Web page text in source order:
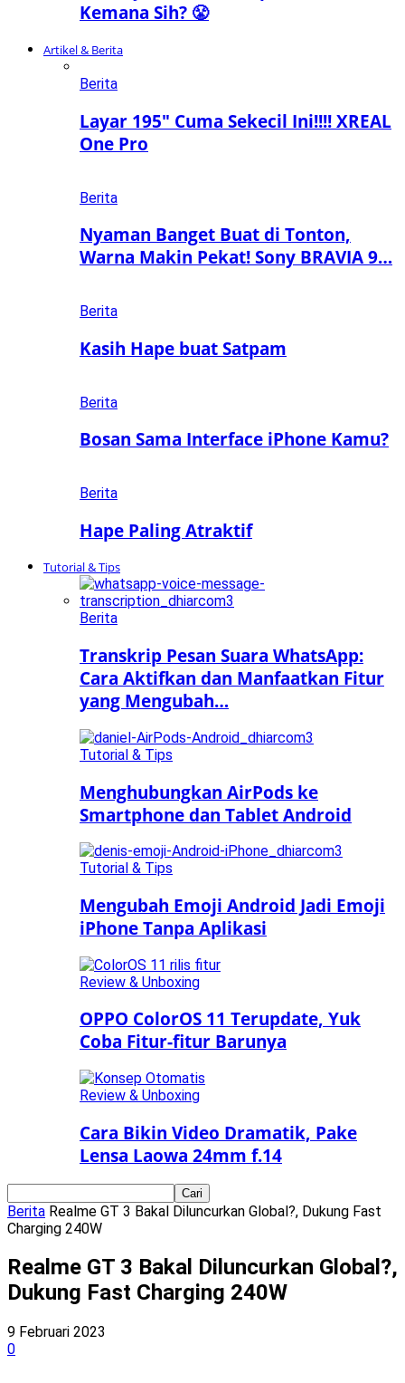
Kemana Sih? 😤
Artikel & Berita
Berita
Layar 195″ Cuma Sekecil Ini!!!! XREAL
One Pro
Berita
Nyaman Banget Buat di Tonton,
Warna Makin Pekat! Sony BRAVIA 9…
Berita
Kasih Hape buat Satpam
Berita
Bosan Sama Interface iPhone Kamu?
Berita
Hape Paling Atraktif
Tutorial & Tips
Berita
Transkrip Pesan Suara WhatsApp:
Cara Aktifkan dan Manfaatkan Fitur
yang Mengubah…
Tutorial & Tips
Menghubungkan AirPods ke
Smartphone dan Tablet Android
Tutorial & Tips
Mengubah Emoji Android Jadi Emoji
iPhone Tanpa Aplikasi
Review & Unboxing
OPPO ColorOS 11 Terupdate, Yuk
Coba Fitur-fitur Barunya
Review & Unboxing
Cara Bikin Video Dramatik, Pake
Lensa Laowa 24mm f.14
Berita Realme GT 3 Bakal Diluncurkan Global?, Dukung Fast
Charging 240W
Realme GT 3 Bakal Diluncurkan Global?,
Dukung Fast Charging 240W
9 Februari 2023
0